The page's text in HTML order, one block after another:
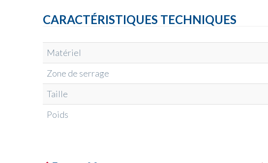
CARACTÉRISTIQUES TECHNIQUES
Matériel
Zone de serrage
Taille
Poids